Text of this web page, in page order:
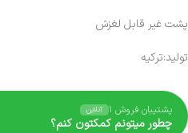
پشت غیر قابل لغزش
تولید:ترکیه
پشتیبان فروش ۱ آنلاین
چطور میتونم کمکتون کنم؟